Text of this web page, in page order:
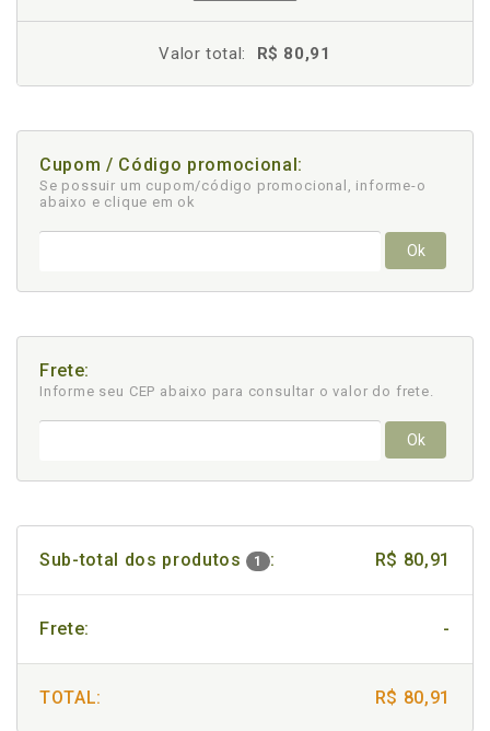
Valor total: R$ 80,91
Cupom / Código promocional:
Se possuir um cupom/código promocional, informe-o
abaixo e clique em ok
Ok
Frete:
Informe seu CEP abaixo para consultar o valor do frete.
Ok
Sub-total dos produtos 1 : R$ 80,91
Frete: -
TOTAL: R$ 80,91